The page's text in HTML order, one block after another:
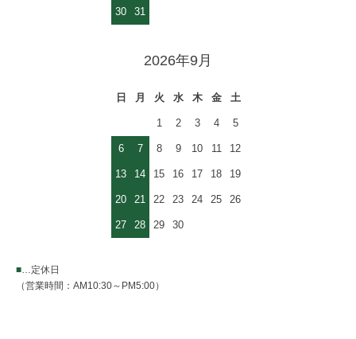
30 31
2026年9月
日 月 火 水 木 金 土
1 2 3 4 5
6 7 8 9 10 11 12
13 14 15 16 17 18 19
20 21 22 23 24 25 26
27 28 29 30
■ …定休日
（営業時間：AM10:30～PM5:00）